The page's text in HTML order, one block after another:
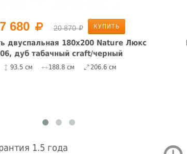
680 20 870 КУПИТЬ
двуспальная 180х200 Nature Люкс
дуб табачный craft/черный
93.5 см 188.8 см 206.6 см
1.5 года